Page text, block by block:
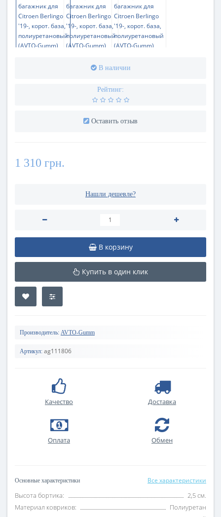
В наличии
Рейтинг:
Оставить отзыв
1 310 грн.
Нашли дешевле?
В корзину
Купить в один клик
Производитель: AVTO-Gumm
Артикул: ag111806
Качество Доставка
Оплата Обмен
Основные характеристики Все характеристики
Высота бортика:
2,5 см.
Материал ковриков:
Полиуретан